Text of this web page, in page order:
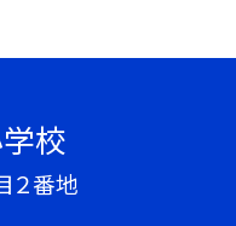
校
２番地